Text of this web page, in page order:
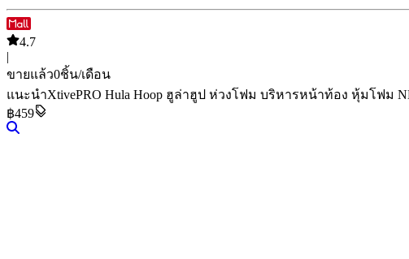
4.7
|
ขายแล้ว0ชิ้น/เดือน
แนะนำXtivePRO Hula Hoop ฮูล่าฮูป ห่วงโฟม บริหารหน้าท้อง หุ้มโฟม
฿459